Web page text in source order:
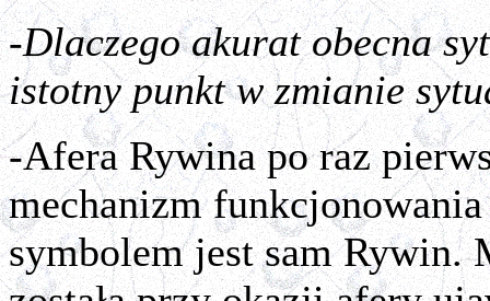
-Dlaczego akurat obecna
istotny punkt w zmianie
-Afera Rywina po raz
mechanizm
symbolem jest sam Rywin.